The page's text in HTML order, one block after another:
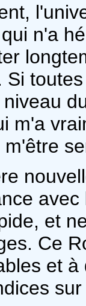
n'a
Si
m'a
et
Ce
et